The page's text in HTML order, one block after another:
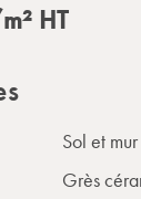
HT
Sol et mur
Grès